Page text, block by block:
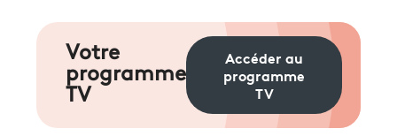
Votre
programme
TV
Accéder au
programme
TV